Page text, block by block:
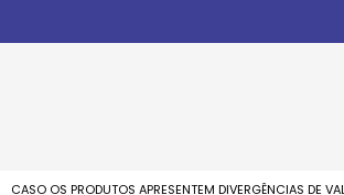
CASO OS PRODUTOS APRESENTEM DIVERGÊNCIAS DE